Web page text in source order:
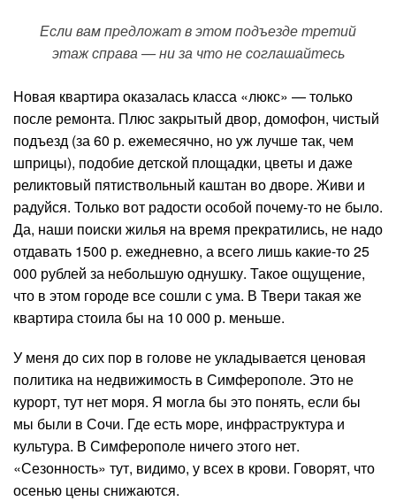
Если вам предложат в этом подъезде третий
этаж справа — ни за что не соглашайтесь
Новая квартира оказалась класса «люкс» — только
после ремонта. Плюс закрытый двор, домофон, чистый
подъезд (за 60 р. ежемесячно, но уж лучше так, чем
шприцы), подобие детской площадки, цветы и даже
реликтовый пятиствольный каштан во дворе. Живи и
радуйся. Только вот радости особой почему-то не было.
Да, наши поиски жилья на время прекратились, не надо
отдавать 1500 р. ежедневно, а всего лишь какие-то 25
000 рублей за небольшую однушку. Такое ощущение,
что в этом городе все сошли с ума. В Твери такая же
квартира стоила бы на 10 000 р. меньше.
У меня до сих пор в голове не укладывается ценовая
политика на недвижимость в Симферополе. Это не
курорт, тут нет моря. Я могла бы это понять, если бы
мы были в Сочи. Где есть море, инфраструктура и
культура. В Симферополе ничего этого нет.
«Сезонность» тут, видимо, у всех в крови. Говорят, что
осенью цены снижаются.